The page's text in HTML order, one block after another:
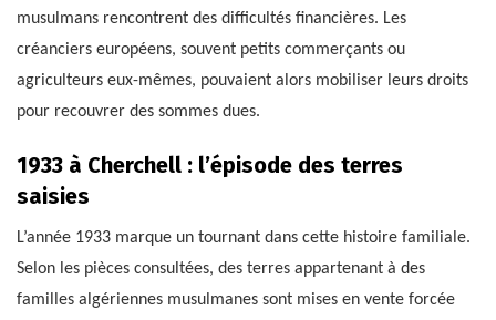
musulmans rencontrent des difficultés financières. Les
créanciers européens, souvent petits commerçants ou
agriculteurs eux-mêmes, pouvaient alors mobiliser leurs droits
pour recouvrer des sommes dues.
1933 à Cherchell : l’épisode des terres
saisies
L’année 1933 marque un tournant dans cette histoire familiale.
Selon les pièces consultées, des terres appartenant à des
familles algériennes musulmanes sont mises en vente forcée